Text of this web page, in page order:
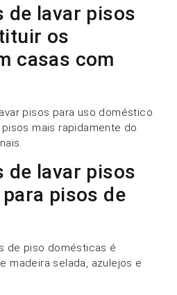
de lavar pisos
os
casas com
pisos para uso doméstico
mais rapidamente do
de lavar pisos
pisos de
de piso domésticas é
madeira selada, azulejos e